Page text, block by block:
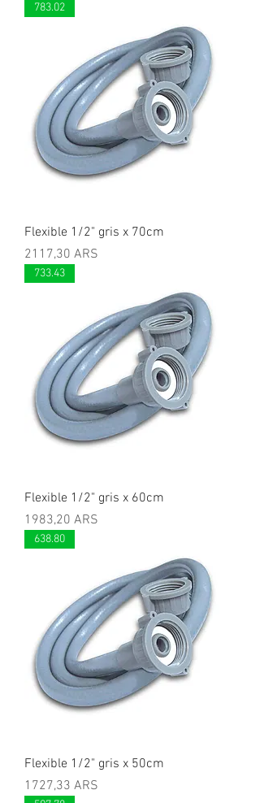
783.02
Flexible 1/2" gris x 70cm
Precio
2117,30 ARS
733.43
Flexible 1/2" gris x 60cm
Precio
1983,20 ARS
638.80
Flexible 1/2" gris x 50cm
Precio
1727,33 ARS